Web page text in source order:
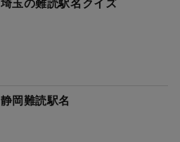
埼玉の難読駅名クイズ
静岡難読駅名